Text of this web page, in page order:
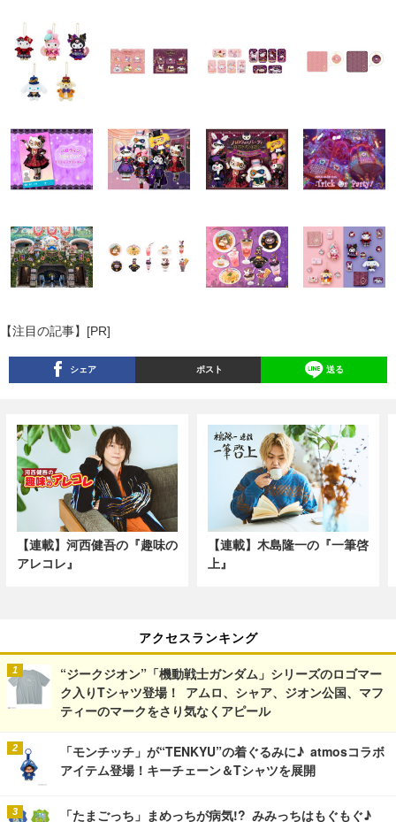
【注目の記事】[PR]
シェア ポスト 送る
【連載】河西健吾の『趣味の
アレコレ』
【連載】木島隆一の『一筆啓
上』
アクセスランキング
“ジークジオン”「機動戦士ガンダム」シリーズのロゴマー
ク入りTシャツ登場！ アムロ、シャア、ジオン公国、マフ
ティーのマークをさり気なくアピール
「モンチッチ」が“TENKYU”の着ぐるみに♪ atmosコラボ
アイテム登場！キーチェーン＆Tシャツを展開
「たまごっち」まめっちが病気!? みみっちはもぐもぐ♪